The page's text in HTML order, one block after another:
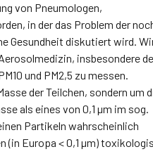
von Pneumologen,
in der das Problem der
Gesundheit diskutiert wird.
insbesondere
und PM2,5 zu messen.
der Teilchen, sondern um
als eines von 0,1 µm im sog.
Partikeln wahrscheinlich
(in Europa < 0,1 µm)